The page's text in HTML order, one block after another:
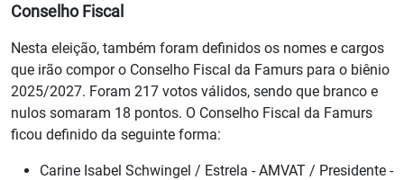
Conselho Fiscal
Nesta eleição, também foram definidos os nomes e cargos
que irão compor o Conselho Fiscal da Famurs para o biênio
2025/2027. Foram 217 votos válidos, sendo que branco e
nulos somaram 18 pontos. O Conselho Fiscal da Famurs
ficou definido da seguinte forma:
Carine Isabel Schwingel / Estrela - AMVAT / Presidente -